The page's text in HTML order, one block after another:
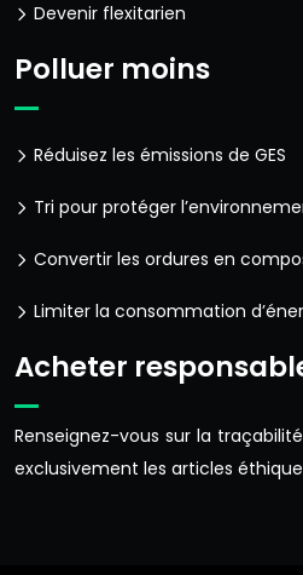
Devenir flexitarien
Polluer moins
Réduisez les émissions de GES
Tri pour protéger
Convertir les ordures en
Limiter la consommation
Acheter
Renseignez-vous sur la
exclusivement les articles